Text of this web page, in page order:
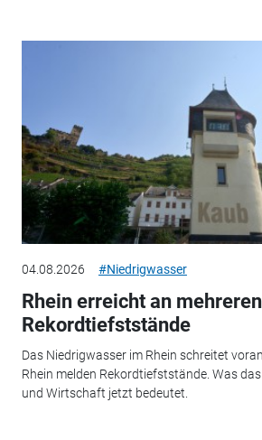
04.08.2026 #Niedrigwasser
Rhein erreicht an
Rekordtiefststände
Das Niedrigwasser im Rhein schreitet
Rhein melden Rekordtiefststände. Was
und Wirtschaft jetzt bedeutet.